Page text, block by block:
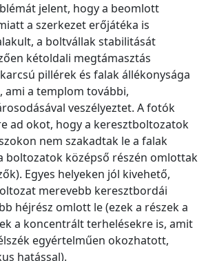
jelent, hogy a beomlott
a szerkezet erőjátéka is
a boltvállak stabilitását
kétoldali megtámasztás
pillérek és falak állékonysága
ami a templom további,
veszélyeztet. A fotók
ad okot, hogy a keresztboltozatok
nem szakadtak le a falak
boltozatok középső részén omlottak
Egyes helyeken jól kivehető,
merevebb keresztbordái
héjrész omlott le (ezek a részek a
a koncentrált terhelésekre is, amit
egyértelműen okozhatott,
hatással).